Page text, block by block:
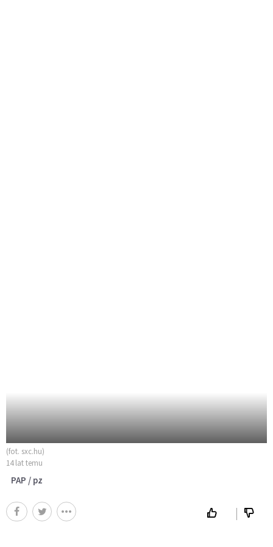
(fot. sxc.hu)
14 lat temu
PAP / pz